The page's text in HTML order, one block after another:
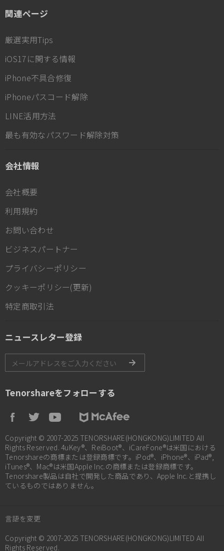
関連ページ
厳選実用Tips
iOS17に関する情報
iPhone不具合修復
iPhoneパスコード解除
LINE活用方法
最も有効なパスワード解除対策
会社情報
会社概要
利用規約
お問い合わせ
ビジネスパートナー
プライバシーポリシー
クッキーポリシー(更新)
特定商取引法
ニュースレター登録
Tenorshareをフォローする
Copyright © 2007-2025 TENORSHARE(HONGKONG)LIMITED All
Rights Reserved. 4uKey®、ReiBoot®、iCareFone®は米国における
Tenorshareの商標または登録商標です。iPod®、iPhone®、iPad®,
iTunes®、Mac®は米国Apple Inc.の商標または登録商標です。
Tenorshare製品は自社で開発した商品であり、Apple Inc.と提携し
ているものではありません。
言語を変更
Copyright © 2007-2025 TENORSHARE(HONGKONG)LIMITED All
Rights Reserved.